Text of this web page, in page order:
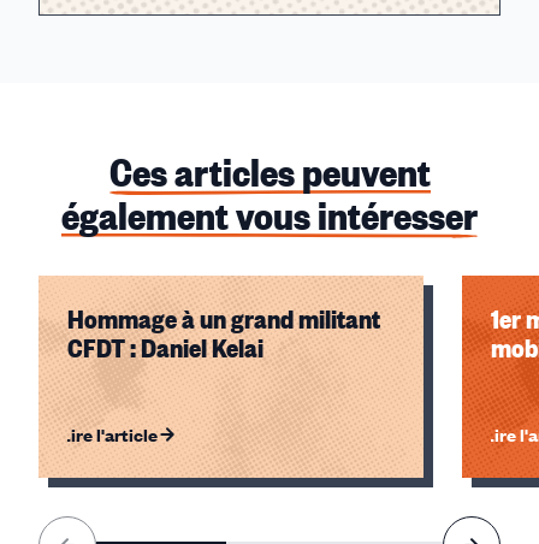
Ces articles peuvent
également vous intéresser
Hommage à un grand militant
CFDT : Daniel Kelai
Lire l'article
1er
Lire